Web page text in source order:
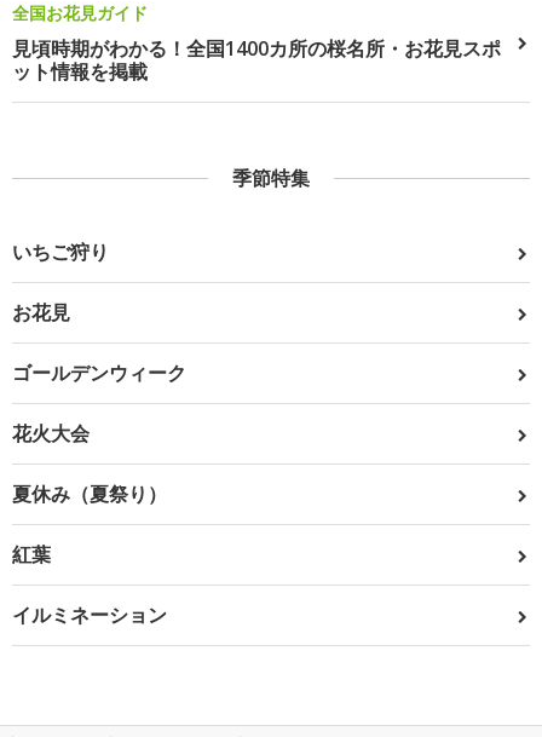
全国お花見ガイド
見頃時期がわかる！全国1400カ所の桜名所・お花見スポ
ット情報を掲載
季節特集
いちご狩り
お花見
ゴールデンウィーク
花火大会
夏休み（夏祭り）
紅葉
イルミネーション